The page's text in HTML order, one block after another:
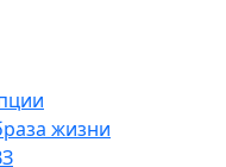
жизни